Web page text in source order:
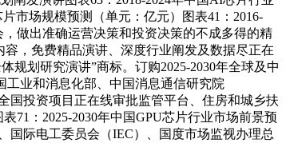
市场规模预测（单元：亿元）图表41：2016-
做出准确运营决策和投资决策的不成多得的精
，免费精品演讲、深度行业阐发及数据尽正在
规划研究演讲”商标。订购2025-2030年全球及中
工业和消息化部、中国消息通信研究院
国投资项目正在线审批监管平台、住房和城乡扶
71：2025-2030年中国GPU芯片行业市场前景预
国际电工委员会（IEC）、国度市场监视办理总